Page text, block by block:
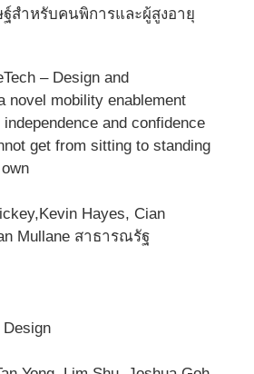
สำหรับคนพิการและผู้สูงอายุ
– Design and
novel mobility enablement
and confidence
get from sitting to standing
Hayes, Cian
Mullane สาธารณรัฐ